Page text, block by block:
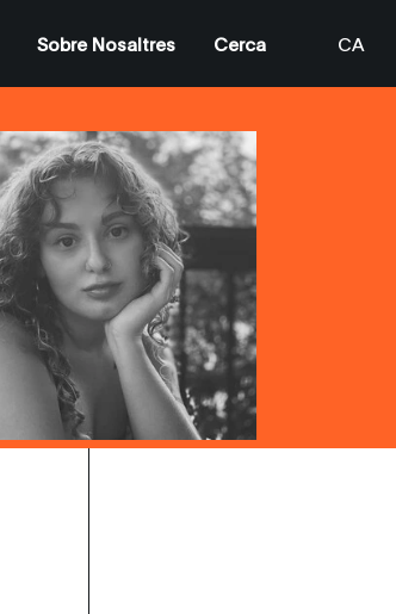
Sobre Nosaltres Cerca CA